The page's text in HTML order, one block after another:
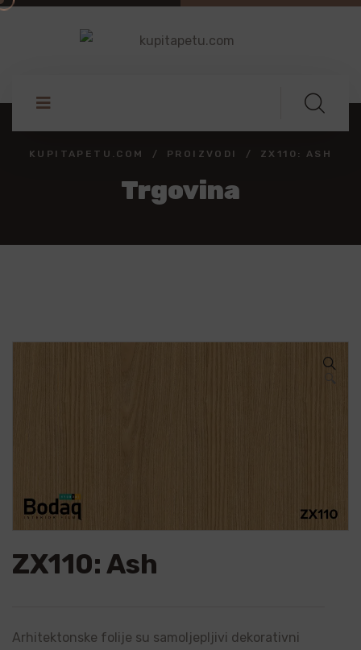
KUPITAPETU.COM PROIZVODI ZX110: ASH
Trgovina
🔍
ZX110: Ash
Arhitektonske folije su samoljepljivi dekorativni